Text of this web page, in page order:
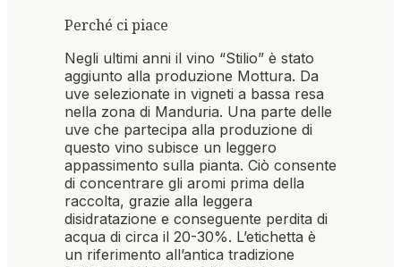
Perché ci piace
Negli ultimi anni il vino “Stilio” è stato
aggiunto alla produzione Mottura. Da
uve selezionate in vigneti a bassa resa
nella zona di Manduria. Una parte delle
uve che partecipa alla produzione di
questo vino subisce un leggero
appassimento sulla pianta. Ciò consente
di concentrare gli aromi prima della
raccolta, grazie alla leggera
disidratazione e conseguente perdita di
acqua di circa il 20-30%. L’etichetta è
un riferimento all’antica tradizione